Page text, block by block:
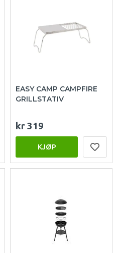
EASY CAMP CAMPFIRE
GRILLSTATIV
kr 319
KJØP